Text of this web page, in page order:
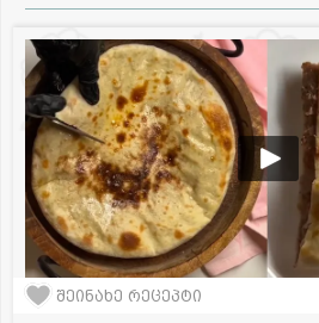
შეინახე რეცეპტი